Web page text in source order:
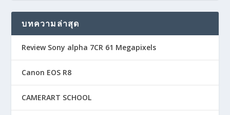
บทความล่าสุด
Review Sony alpha 7CR 61 Megapixels
Canon EOS R8
CAMERART SCHOOL